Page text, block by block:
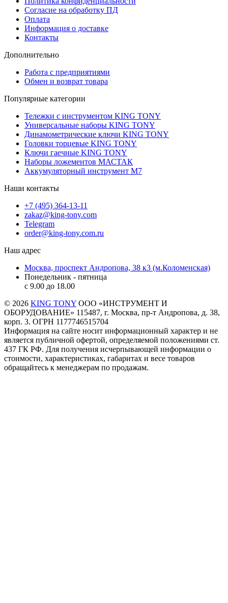
Согласие на обработку ПД
Оплата
Информация о доставке
Контакты
Дополнительно
Работа с предприятиями
Обмен и возврат товара
Популярные категории
Тележки с инструментом KING TONY
Универсальные наборы KING TONY
Динамометрические ключи KING TONY
Головки торцевые KING TONY
Ключи гаечные KING TONY
Наборы ложементов МАСТАК
Аккумуляторный инструмент M7
Наши контакты
+7 (495) 364-13-11
zakaz@king-tony.com
Telegram
order@king-tony.com.ru
Наш адрес
Москва, проспект Андропова, 38 к3 (м.Коломенская)
Понедельник - пятница
c 9.00 до 18.00
© 2026 KING TONY ООО «ИНСТРУМЕНТ И
ОБОРУДОВАНИЕ» 115487, г. Москва, пр-т Андропова, д. 38,
корп. 3. ОГРН 1177746515704
Информация на сайте носит информационный характер и не
является публичной офертой, определяемой положениями ст.
437 ГК РФ. Для получения исчерпывающей информации о
стоимости, характеристиках, габаритах и весе товаров
обращайтесь к менеджерам по продажам.